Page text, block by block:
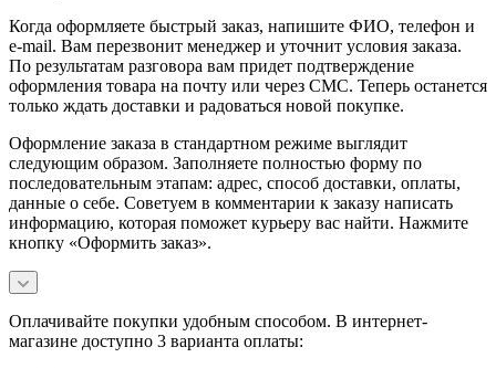
Когда оформляете быстрый заказ, напишите ФИО, телефон и
e-mail. Вам перезвонит менеджер и уточнит условия заказа.
По результатам разговора вам придет подтверждение
оформления товара на почту или через СМС. Теперь останется
только ждать доставки и радоваться новой покупке.
Оформление заказа в стандартном режиме выглядит
следующим образом. Заполняете полностью форму по
последовательным этапам: адрес, способ доставки, оплаты,
данные о себе. Советуем в комментарии к заказу написать
информацию, которая поможет курьеру вас найти. Нажмите
кнопку «Оформить заказ».
Оплачивайте покупки удобным способом. В интернет-
магазине доступно 3 варианта оплаты: